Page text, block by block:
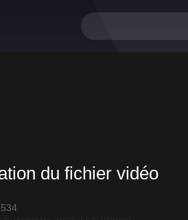
du fichier vidéo